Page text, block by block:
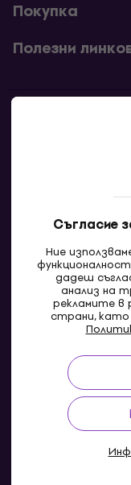
Съгласие
Ние
дадеш
анализ на
рекламите в
страни, като
Покупка
Полезни
Pazaruvaj -